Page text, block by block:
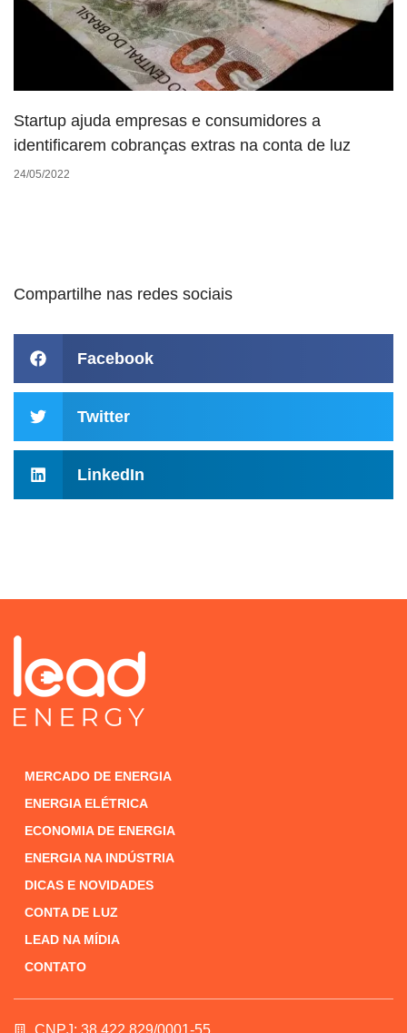
Startup ajuda empresas e consumidores a
identificarem cobranças extras na conta de luz
24/05/2022
Compartilhe nas redes sociais
Facebook
Twitter
LinkedIn
MERCADO DE ENERGIA
ENERGIA ELÉTRICA
ECONOMIA DE ENERGIA
ENERGIA NA INDÚSTRIA
DICAS E NOVIDADES
CONTA DE LUZ
LEAD NA MÍDIA
CONTATO
CNPJ: 38.422.829/0001-55